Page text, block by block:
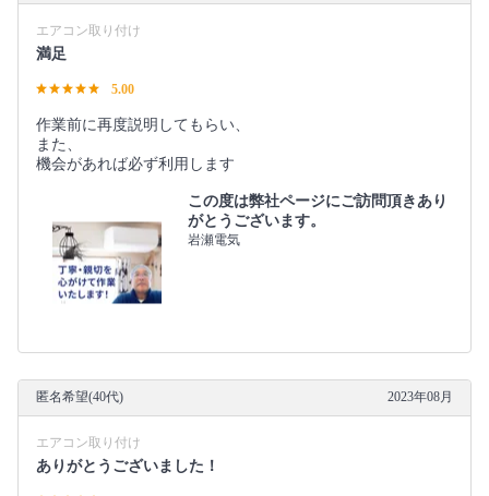
エアコン取り付け
満足
5.00
作業前に再度説明してもらい、
また、
機会があれば必ず利用します
この度は弊社ページにご訪問頂きあり
がとうございます。
岩瀬電気
匿名希望(40代) 2023年08月
エアコン取り付け
ありがとうございました！